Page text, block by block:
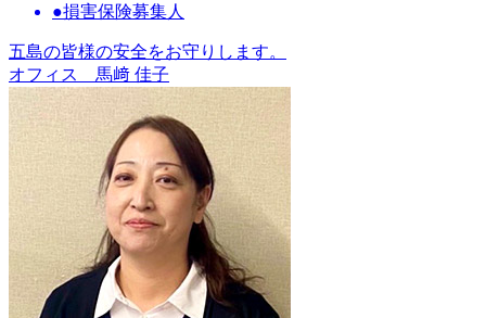
●損害保険募集人
五島の皆様の安全をお守りします。
オフィス
馬﨑 佳子